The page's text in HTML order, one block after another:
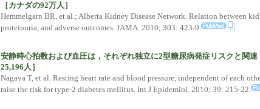
［カナダの92万人］
Hemmelgarn BR, et al.; Alberta Kidney Disease Network. Relation between
proteinuria, and adverse outcomes. JAMA. 2010; 303: 423-9.
安静時心拍数および血圧は，それぞれ独立に2型糖尿病発症リスクと関
25,196人］
Nagaya T, et al. Resting heart rate and blood pressure, independent of each
raise the risk for type-2 diabetes mellitus. Int J Epidemiol. 2010; 39: 215-22.